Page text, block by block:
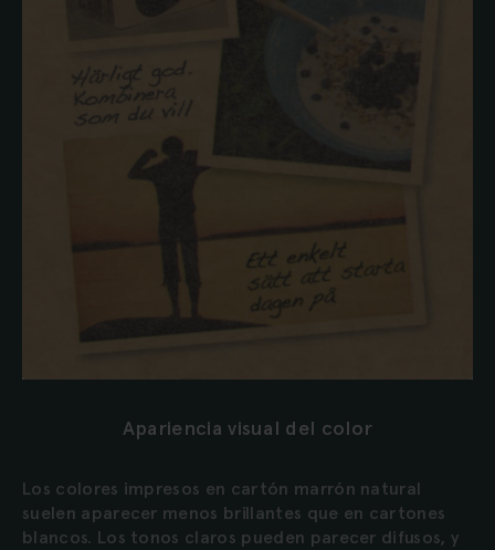
Apariencia visual del color
Los colores impresos en cartón marrón natural
suelen aparecer menos brillantes que en cartones
blancos. Los tonos claros pueden parecer difusos, y